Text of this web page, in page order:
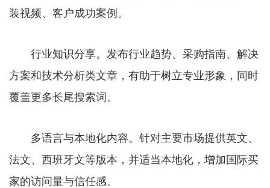
装视频、客户成功案例。
行业知识分享。发布行业趋势、采购指南、解决
方案和技术分析类文章，有助于树立专业形象，同时
覆盖更多长尾搜索词。
多语言与本地化内容。针对主要市场提供英文、
法文、西班牙文等版本，并适当本地化，增加国际买
家的访问量与信任感。